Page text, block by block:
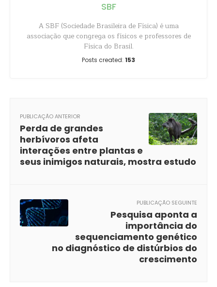
SBF
A SBF (Sociedade Brasileira de Física) é uma
associação que congrega os físicos e professores de
Física do Brasil.
Posts created: 153
PUBLICAÇÃO ANTERIOR
Perda de grandes
herbívoros afeta
interações entre plantas e
seus inimigos naturais, mostra estudo
PUBLICAÇÃO SEGUINTE
Pesquisa aponta a
importância do
sequenciamento genético
no diagnóstico de distúrbios do
crescimento